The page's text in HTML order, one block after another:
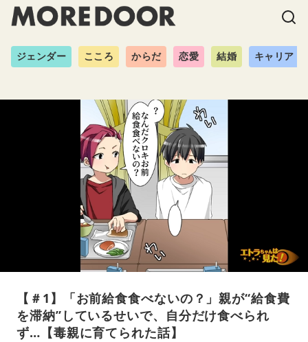
ジェンダー こころ からだ 恋愛 結婚 キャリア
【＃1】「お前給食食べないの？」親が“給食費
を滞納”しているせいで、自分だけ食べられ
ず…【毒親に育てられた話】